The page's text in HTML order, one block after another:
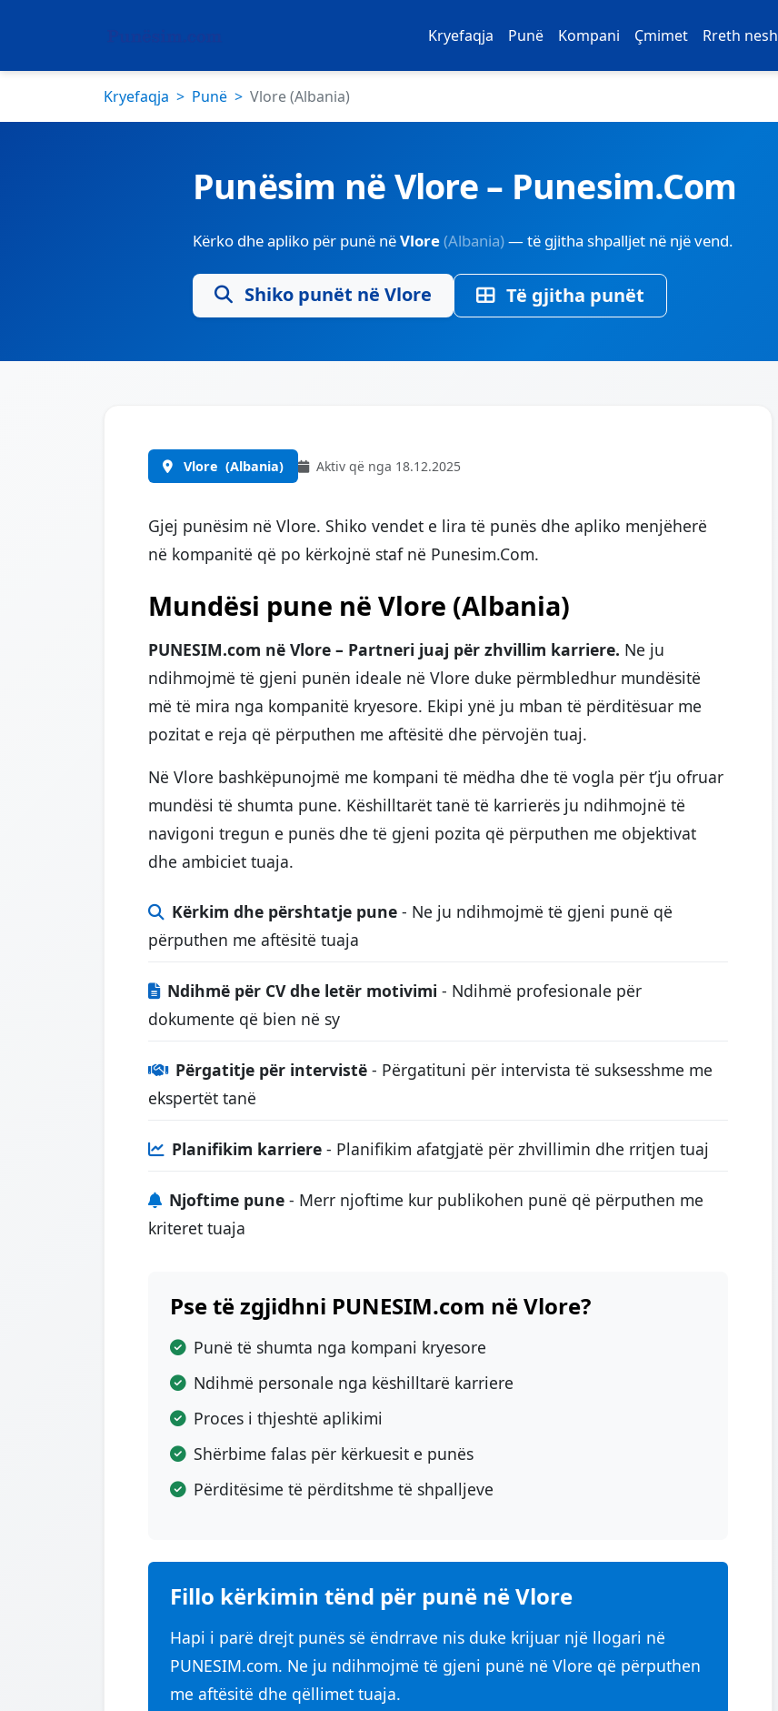
Kryefaqja Punë Kompani Çmimet Rreth nesh
Kryefaqja Punë Vlore (Albania)
Punësim në Vlore – Punesim.Com
Kërko dhe apliko për punë nëVlore(Albania)— të gjitha shpalljet në një vend.
Shiko punët në Vlore Të gjitha punët
Vlore (Albania) Aktiv që nga 18.12.2025
Gjej punësim në Vlore. Shiko vendet e lira të punës dhe apliko menjëherë
në kompanitë që po kërkojnë staf në Punesim.Com.
Mundësi pune në Vlore (Albania)
PUNESIM.com në Vlore – Partneri juaj për zhvillim karriere. Ne ju
ndihmojmë të gjeni punën ideale në Vlore duke përmbledhur mundësitë
më të mira nga kompanitë kryesore. Ekipi ynë ju mban të përditësuar me
pozitat e reja që përputhen me aftësitë dhe përvojën tuaj.
Në Vlore bashkëpunojmë me kompani të mëdha dhe të vogla për t’ju ofruar
mundësi të shumta pune. Këshilltarët tanë të karrierës ju ndihmojnë të
navigoni tregun e punës dhe të gjeni pozita që përputhen me objektivat
dhe ambiciet tuaja.
Kërkim dhe përshtatje pune - Ne ju ndihmojmë të gjeni punë që
përputhen me aftësitë tuaja
Ndihmë për CV dhe letër motivimi - Ndihmë profesionale për
dokumente që bien në sy
Përgatitje për intervistë - Përgatituni për intervista të suksesshme me
ekspertët tanë
Planifikim karriere - Planifikim afatgjatë për zhvillimin dhe rritjen tuaj
Njoftime pune - Merr njoftime kur publikohen punë që përputhen me
kriteret tuaja
Pse të zgjidhni PUNESIM.com në Vlore?
Punë të shumta nga kompani kryesore
Ndihmë personale nga këshilltarë karriere
Proces i thjeshtë aplikimi
Shërbime falas për kërkuesit e punës
Përditësime të përditshme të shpalljeve
Fillo kërkimin tënd për punë në Vlore
Hapi i parë drejt punës së ëndrrave nis duke krijuar një llogari në
PUNESIM.com. Ne ju ndihmojmë të gjeni punë në Vlore që përputhen
me aftësitë dhe qëllimet tuaja.